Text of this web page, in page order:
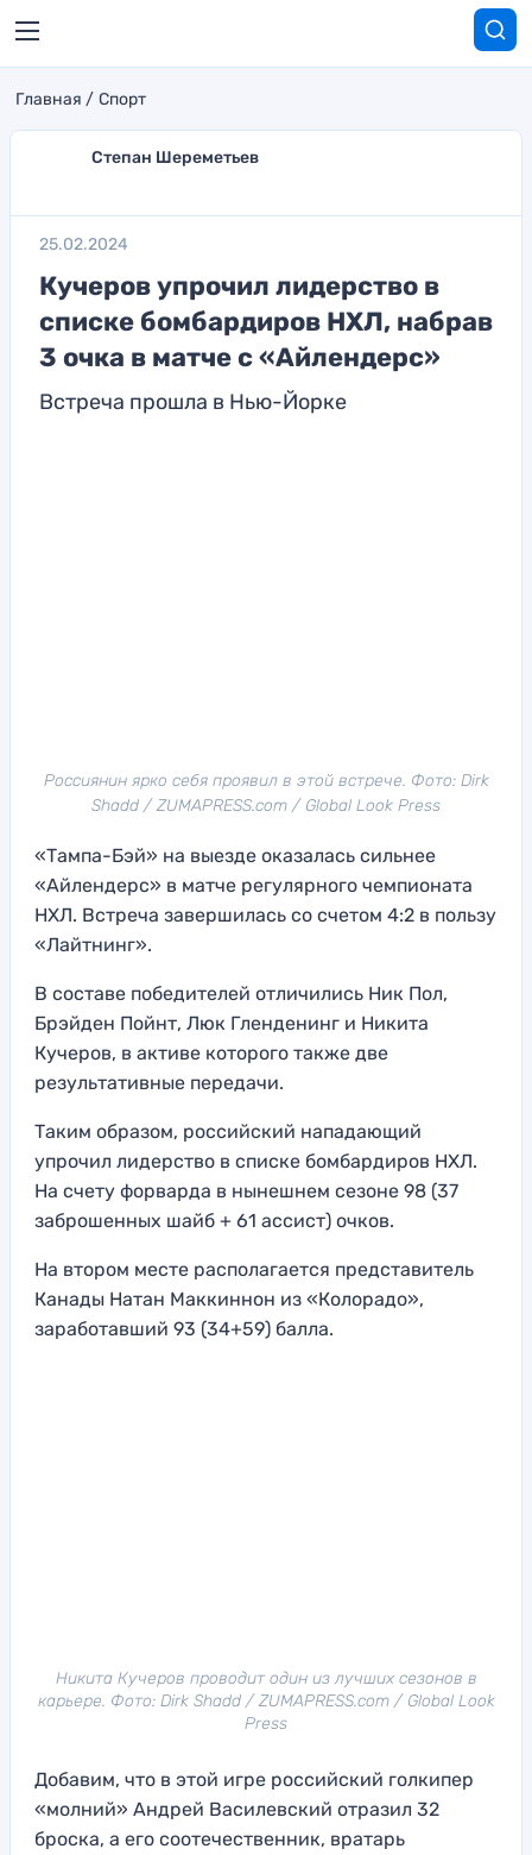
Главная Спорт
Степан Шереметьев
25.02.2024
Кучеров упрочил лидерство в
списке бомбардиров НХЛ, набрав
3 очка в матче с «Айлендерс»
Встреча прошла в Нью-Йорке
Россиянин ярко себя проявил в этой встрече. Фото: Dirk
Shadd / ZUMAPRESS.com / Global Look Press
«Тампа-Бэй» на выезде оказалась сильнее
«Айлендерс» в матче регулярного чемпионата
НХЛ. Встреча завершилась со счетом 4:2 в пользу
«Лайтнинг».
В составе победителей отличились Ник Пол,
Брэйден Пойнт, Люк Гленденинг и Никита
Кучеров, в активе которого также две
результативные передачи.
Таким образом, российский нападающий
упрочил лидерство в списке бомбардиров НХЛ.
На счету форварда в нынешнем сезоне 98 (37
заброшенных шайб + 61 ассист) очков.
На втором месте располагается представитель
Канады Натан Маккиннон из «Колорадо»,
заработавший 93 (34+59) балла.
Никита Кучеров проводит один из лучших сезонов в
карьере. Фото: Dirk Shadd / ZUMAPRESS.com / Global Look
Press
Добавим, что в этой игре российский голкипер
«молний» Андрей Василевский отразил 32
броска, а его соотечественник, вратарь